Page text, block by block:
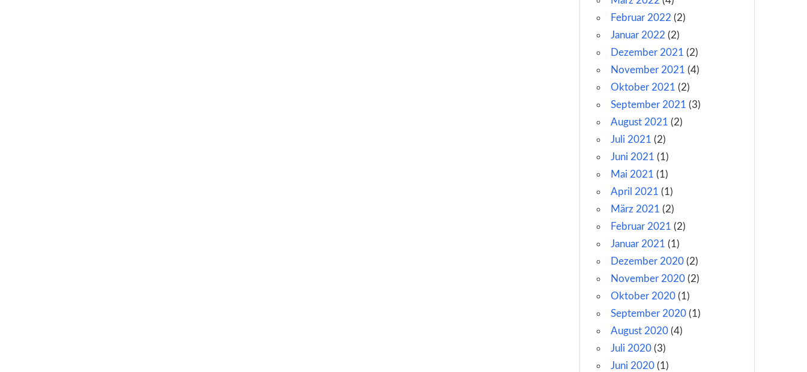
Februar 2022 (2)
Januar 2022 (2)
Dezember 2021 (2)
November 2021 (4)
Oktober 2021 (2)
September 2021 (3)
August 2021 (2)
Juli 2021 (2)
Juni 2021 (1)
Mai 2021 (1)
April 2021 (1)
März 2021 (2)
Februar 2021 (2)
Januar 2021 (1)
Dezember 2020(2)
November 2020(2)
Oktober 2020(1)
September 2020(1)
August 2020(4)
Juli 2020(3)
Juni 2020(1)